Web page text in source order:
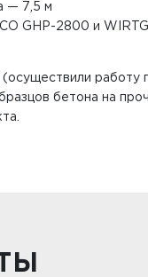
— 7,5 м
GHP-2800 и
(осуществили работу
бетона на